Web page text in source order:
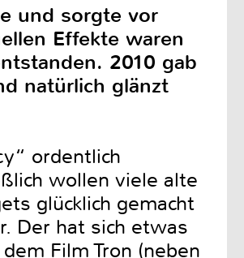
und sorgte vor
Effekte waren
2010 gab
natürlich glänzt
ordentlich
wollen viele alte
glücklich gemacht
Der hat sich etwas
Film Tron (neben